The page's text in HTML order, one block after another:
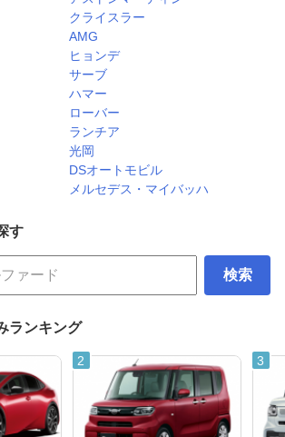
クライスラー
AMG
ヒョンデ
サーブ
ハマー
ローバー
ランチア
光岡
DSオートモビル
メルセデス・マイバッハ
す
検索
ランキング